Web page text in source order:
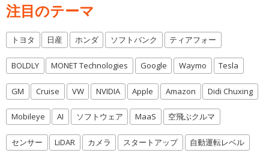
注目のテーマ
トヨタ 日産 ホンダ ソフトバンク ティアフォー
BOLDLY MONET Technologies Google Waymo Tesla
GM Cruise VW NVIDIA Apple Amazon Didi Chuxing
Mobileye AI ソフトウェア MaaS 空飛ぶクルマ
センサー LiDAR カメラ スタートアップ 自動運転レベル